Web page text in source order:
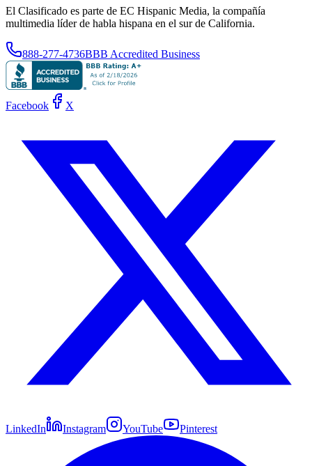
El Clasificado es parte de EC Hispanic Media, la compañía
multimedia líder de habla hispana en el sur de California.
888-277-4736BBB Accredited Business
Facebook X
LinkedIn Instagram YouTube Pinterest